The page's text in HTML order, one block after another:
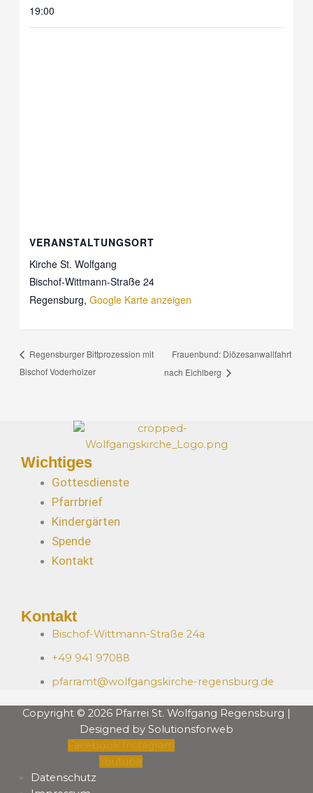
19:00
VERANSTALTUNGSORT
Kirche St. Wolfgang
Bischof-Wittmann-Straße 24
Regensburg, Google Karte anzeigen
Regensburger Bittprozession mit
Bischof Voderholzer
Frauenbund: Diözesanwallfahrt
nach Eichlberg
Wichtiges
Gottesdienste
Pfarrbrief
Kindergärten
Spende
Kontakt
Kontakt
Bischof-Wittmann-Straße 24a
+49 941 97088
pfarramt@wolfgangskirche-regensburg.de
Copyright © 2026 Pfarrei St. Wolfgang Regensburg |
Designed by Solutionsforweb
Facebook Instagram
Youtube
Datenschutz